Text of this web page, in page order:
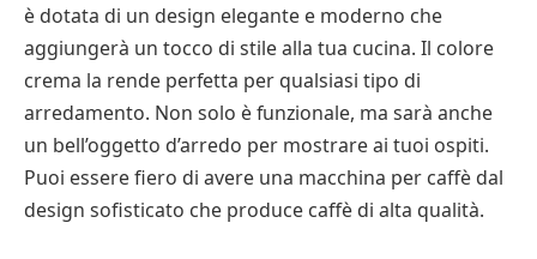
è dotata di un design elegante e moderno che
aggiungerà un tocco di stile alla tua cucina. Il colore
crema la rende perfetta per qualsiasi tipo di
arredamento. Non solo è funzionale, ma sarà anche
un bell’oggetto d’arredo per mostrare ai tuoi ospiti.
Puoi essere fiero di avere una macchina per caffè dal
design sofisticato che produce caffè di alta qualità.